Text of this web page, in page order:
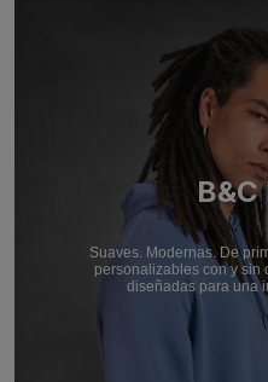
B&C
Suaves. Modernas. De
personalizables con y sin
diseñadas para una